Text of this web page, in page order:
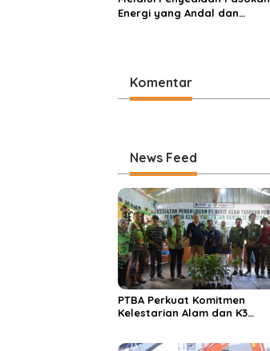
Energi yang Andal dan
Komentar
News Feed
PTBA Perkuat Komitmen
Kelestarian Alam dan K3